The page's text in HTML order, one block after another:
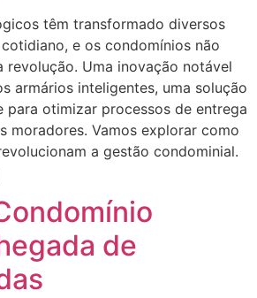
têm transformado diversos
e os condomínios não
revolução. Uma inovação notável
armários inteligentes, uma solução
para otimizar processos de entrega
moradores. Vamos explorar como
a gestão condominial.
de